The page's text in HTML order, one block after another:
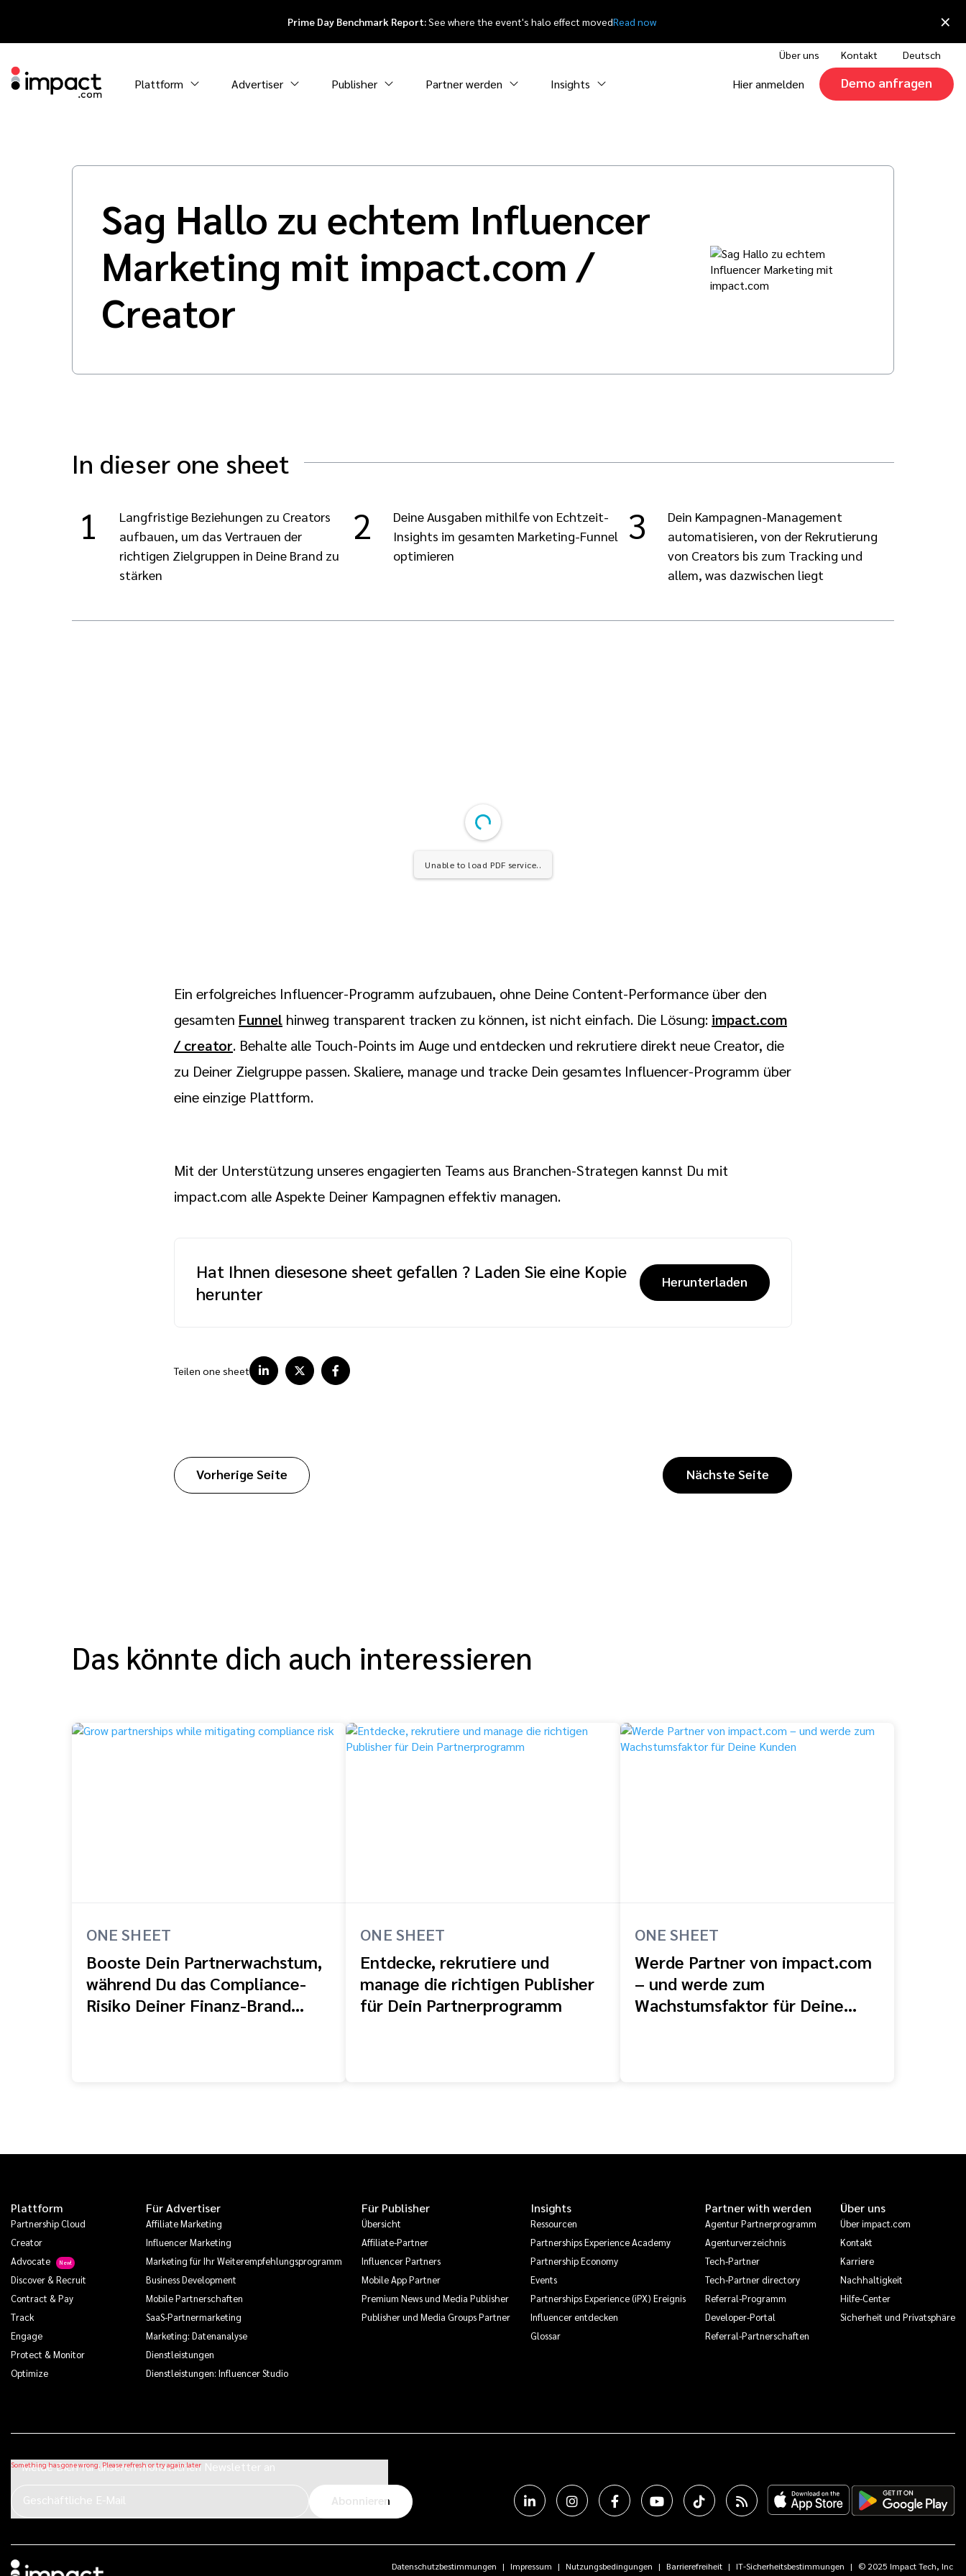
Prime Day Benchmark Report:See where the event's halo effect movedRead now ×
Über uns Kontakt Deutsch
Plattform Advertiser Publisher Partner werden Insights Hier anmelden Demo anfragen
Sag Hallo zu echtem Influencer
Marketing mit impact.com /
Creator
In dieser one sheet
1
Langfristige Beziehungen zu Creators
aufbauen, um das Vertrauen der
richtigen Zielgruppen in Deine Brand zu
stärken
2
Deine Ausgaben mithilfe von Echtzeit-
Insights im gesamten Marketing-Funnel
optimieren
3
Dein Kampagnen-Management
automatisieren, von der Rekrutierung
von Creators bis zum Tracking und
allem, was dazwischen liegt
Unable to load PDF service..
Ein erfolgreiches Influencer-Programm aufzubauen, ohne Deine Content-Performance über den
gesamten Funnel hinweg transparent tracken zu können, ist nicht einfach. Die Lösung: impact.com
/ creator. Behalte alle Touch-Points im Auge und entdecken und rekrutiere direkt neue Creator, die
zu Deiner Zielgruppe passen. Skaliere, manage und tracke Dein gesamtes Influencer-Programm über
eine einzige Plattform.
Mit der Unterstützung unseres engagierten Teams aus Branchen-Strategen kannst Du mit
impact.com alle Aspekte Deiner Kampagnen effektiv managen.
Hat Ihnen diesesone sheet gefallen ? Laden Sie eine Kopie
herunter
Herunterladen
Teilen one sheet
Vorherige Seite Nächste Seite
Das könnte dich auch interessieren
ONE SHEET
Booste Dein Partnerwachstum,
während Du das Compliance-
Risiko Deiner Finanz-Brand
ONE SHEET
Entdecke, rekrutiere und
manage die richtigen Publisher
für Dein Partnerprogramm
ONE SHEET
Werde Partner von impact.com
– und werde zum
Wachstumsfaktor für Deine
Plattform
Partnership Cloud
Creator
Advocate
Discover & Recruit
Contract & Pay
Track
Engage
Protect & Monitor
Optimize
Für Advertiser
Affiliate Marketing
Influencer Marketing
Marketing für Ihr Weiterempfehlungsprogramm
Business Development
Mobile Partnerschaften
SaaS-Partnermarketing
Marketing: Datenanalyse
Dienstleistungen
Dienstleistungen: Influencer Studio
Für Publisher
Übersicht
Affiliate-Partner
Influencer Partners
Mobile App Partner
Premium News und Media Publisher
Publisher und Media Groups Partner
Insights
Ressourcen
Partnerships Experience Academy
Partnership Economy
Events
Partnerships Experience (iPX) Ereignis
Influencer entdecken
Glossar
Partner with werden
Agentur Partnerprogramm
Agenturverzeichnis
Tech-Partner
Tech-Partner directory
Referral-Programm
Developer-Portal
Referral-Partnerschaften
Über uns
Über impact.com
Kontakt
Karriere
Nachhaltigkeit
Hilfe-Center
Sicherheit und Privatsphäre
Melde Dich für unseren monatlichen Newsletter an
Geschäftliche E-Mail Abonnieren
© 2025 Impact Tech, Inc
Datenschutzbestimmungen Impressum Nutzungsbedingungen Barrierefreiheit IT-Sicherheitsbestimmungen